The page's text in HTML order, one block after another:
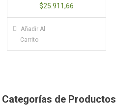
$25.911,66
Añadir Al
Carrito
Categorías de Productos